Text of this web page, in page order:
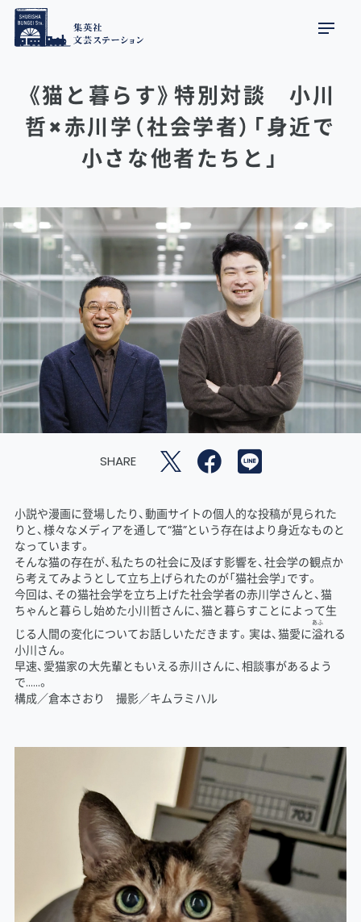
《猫と暮らす》特別対談 小川
哲×赤川学（社会学者）「身近で
小さな他者たちと」
SHARE
小説や漫画に登場したり、動画サイトの個人的な投稿が見られた
りと、様々なメディアを通して“猫”という存在はより身近なものと
なっています。
そんな猫の存在が、私たちの社会に及ぼす影響を、社会学の観点か
ら考えてみようとして立ち上げられたのが「猫社会学」です。
今回は、その猫社会学を立ち上げた社会学者の赤川学さんと、猫
ちゃんと暮らし始めた小川哲さんに、猫と暮らすことによって生
じる人間の変化についてお話しいただきます。実は、猫愛に溢
あふ
れる
小川さん。
早速、愛猫家の大先輩ともいえる赤川さんに、相談事があるよう
で……。
構成／倉本さおり 撮影／キムラミハル